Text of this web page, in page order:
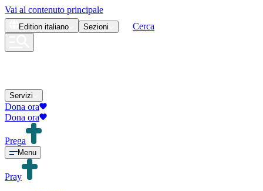
Vai al contenuto principale
Edition italiano Sezioni Cerca
Servizi
Dona ora
Dona ora
Prega
Menu
Pray